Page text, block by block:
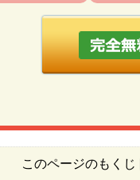
このページのもくじ